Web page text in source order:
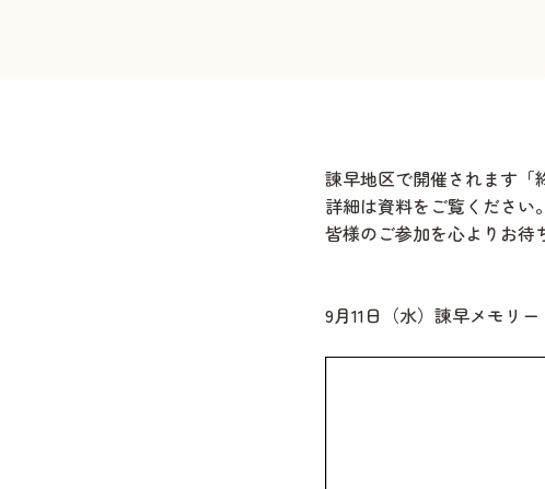
諫早地区で開催されます「
詳細は資料をご覧ください。
皆様のご参加を心よりお待
9月11日（水）諫早メモリ